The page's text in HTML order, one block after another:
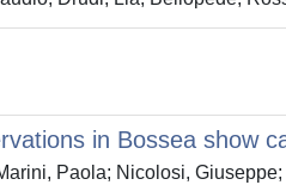
in Bossea show
Paola; Nicolosi,